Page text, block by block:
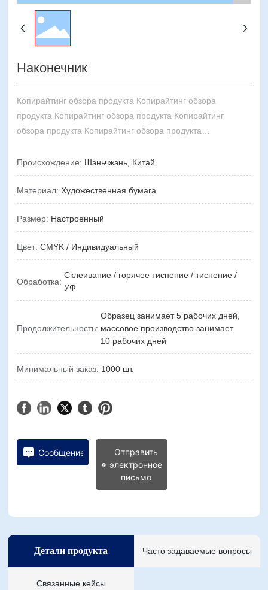
Наконечник
Копирайтинг обзора продукта Копирайтинг обзора
продукта Копирайтинг обзора продукта Копирайтинг
обзора продукта Копирайтинг обзора продукта
продукта Копирайтинг обзора продукта
Происхождение: Шэньчжэнь, Китай
Материал: Художественная бумага
Размер: Настроенный
Цвет: CMYK / Индивидуальный
Обработка:
Склеивание / горячее тиснение / тиснение /
УФ
Продолжительность:
Образец занимает 5 рабочих дней,
массовое производство занимает
10 рабочих дней
Минимальный заказ: 1000 шт.
Сообщение
Отправить
электронное
письмо
Детали продукта Часто задаваемые вопросы
Связанные кейсы